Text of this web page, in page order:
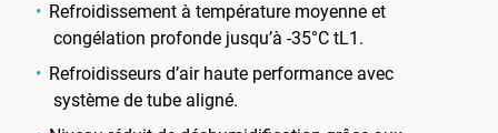
Refroidissement à température moyenne et
congélation profonde jusqu’à -35°C tL1.
Refroidisseurs d’air haute performance avec
système de tube aligné.